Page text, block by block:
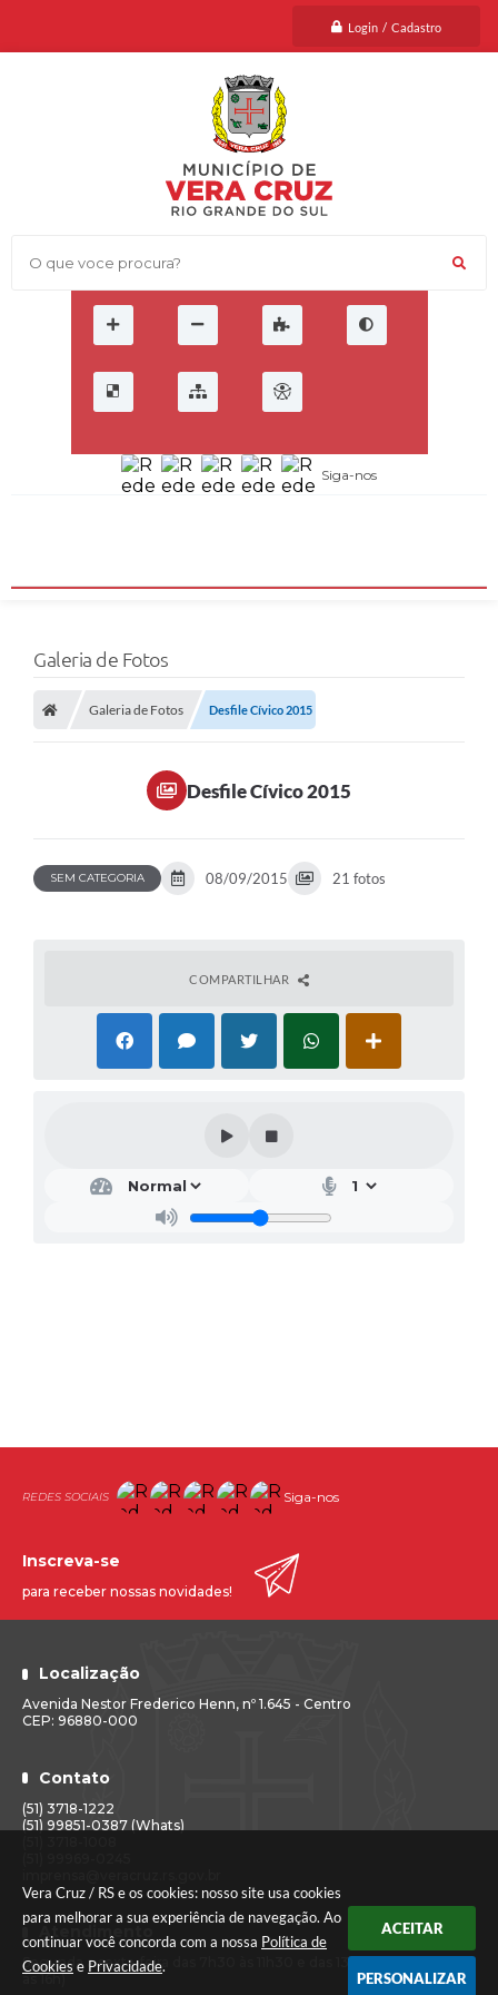
Vera Cruz / RS e os cookies: nosso site usa cookies
para melhorar a sua experiência de navegação. Ao
continuar você concorda com a nossa Política de
Cookies e Privacidade.
ACEITAR
PERSONALIZAR
Login / Cadastro
O que voce procura?
Siga-nos
Galeria de Fotos
Galeria de Fotos Desfile Cívico 2015
Desfile Cívico 2015
SEM CATEGORIA 08/09/2015 21 fotos
COMPARTILHAR
Siga-nos
Localização
Avenida Nestor Frederico Henn, nº 1.645 - Centro
CEP: 96880-000
Contato
(51) 3718-1222
(51) 99851-0387 (Whats)
Atendimento
Segunda a sexta-feira das 7h30 às 11h30 e das 13h às 17h (Caixa até
às 16h)
Inscreva-se
para receber nossas novidades!